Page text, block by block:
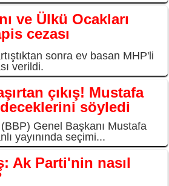
ve Ülkü Ocakları
cezası
sonra ev basan MHP'li
verildi.
çıkış! Mustafa
söyledi
Genel Başkanı Mustafa
yayınında seçimi...
Ak Parti'nin nasıl